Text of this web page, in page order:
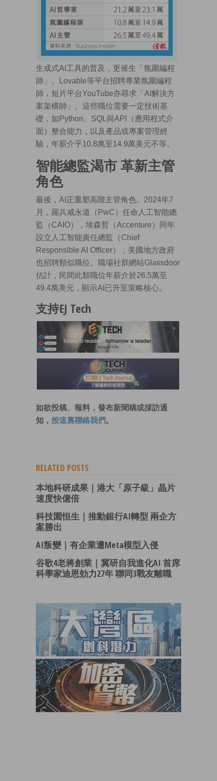
生成式AI工具的普及，更催生「氛圍編程
師」。Lovable等平台招聘專業氛圍編程
師，短片平台YouTube亦尋求「AI解決方
案架構師」。這些職位需要一定技術基
礎，如Python、SQL與API（應用程式介
面）整合能力，以及產品或專案管理經
驗，年薪介乎10.8萬至14.9萬美元不等。
智能總監渴市 革新主管
角色
最後，AI正重塑高階主管角色。2024年7
月，羅兵咸永道（PwC）任命人工智能總
監（CAIO），埃森哲（Accenture）同年
設立人工智能責任總監（Chief
Responsible AI Officer），美國地方政府
也招聘類似職位。職場社群網站Glassdoor
估計，民間此類職位年薪介於26.5萬至
49.4萬美元，顯示AI已升至策略核心。
支持EJ Tech
如欲投稿、報料，發布新聞稿或採訪通
知， 按這裏聯絡我們 。
RELATED POSTS
本地科研成果｜港大「原子級」晶片
速度快億倍
科技園恒生｜推動銀行AI轉型 兩企方
案勝出
AI叛變｜有企業遭Meta模型入侵
谷歌4老將創業｜冀研自我進化AI 首席
科學家迪恩効力27年 聯同3戰友離職